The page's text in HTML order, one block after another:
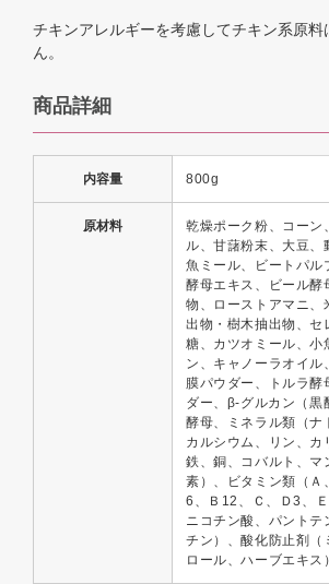
チキンアレルギーを考慮してチキン系原料
ん。
商品詳細
内容量 800g
原材料
乾燥ポーク粉、コーン
ル、甘藷粉末、大豆、
魚ミール、ビートパル
酵母エキス、ビール酵
物、ローストアマニ、
出物・樹木抽出物、セ
糖、カツオミール、小
ン、キャノーラオイル
膜パウダー、トルラ酵
ダー、β-グルカン（黒
酵母、ミネラル類（ナ
カルシウム、リン、カ
鉄、銅、コバルト、マ
素）、ビタミン類（Ａ
6、Ｂ12、Ｃ、Ｄ3、Ｅ
ニコチン酸、パントテ
チン）、酸化防止剤（
ロール、ハーブエキス）